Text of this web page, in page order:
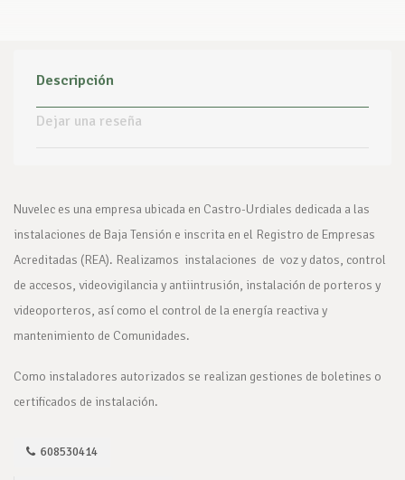
Descripción
Dejar una reseña
Nuvelec es una empresa ubicada en Castro-Urdiales dedicada a las
instalaciones de Baja Tensión e inscrita en el Registro de Empresas
Acreditadas (REA). Realizamos instalaciones de voz y datos, control
de accesos, videovigilancia y antiintrusión, instalación de porteros y
videoporteros, así como el control de la energía reactiva y
mantenimiento de Comunidades.
Como instaladores autorizados se realizan gestiones de boletines o
certificados de instalación.
608530414